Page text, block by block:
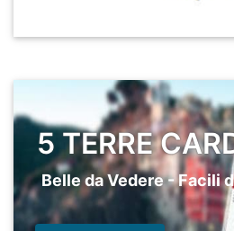
5 TERRE
Belle da Vedere - Facili